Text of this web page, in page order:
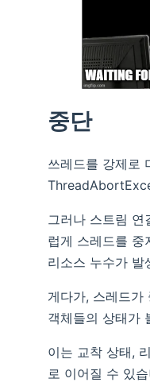
중단
쓰레드를 강제로
그러나 스트림
럽게 스레드를 중
리소스 누수가 발
게다가, 스레드가
객체들의 상태가
이는 교착 상태,
로 이어질 수 있